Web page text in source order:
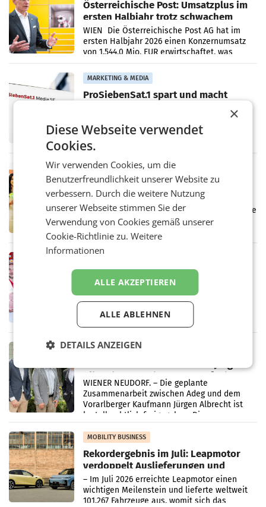
Österreichische Post: Umsatzplus im
ersten Halbjahr trotz schwachem
Briefgeschäft
WIEN Die Österreichische Post AG hat im
ersten Halbjahr 2026 einen Konzernumsatz
von 1.544,0 Mio. EUR erwirtschaftet, was
einem Plus von 3,8 Prozent gegenüber dem
Vergleichszeitraum
MARKETING & MEDIA
ProSiebenSat.1 spart und macht
UNTERFÖHRING/MAILAND/AMSTERDAM. Der
Fernsehkonzern ProSiebenSat.1 hat im
Frühjahr dank Kostensenkungen operativ
wieder Gewinn gemacht und die
RETAIL
Eine Bühne für Zirkularität: ARA und
Müller informieren am POS über
Kreislauffähigkeit
Über den gesamten August hinweg rücken die
Altstoff Recycling Austria AG (ARA) und der
Handelskonzern Müller die Initiative
„Kreislauf-Helden“ in allen österreichischen
Müller-Filialen
Penny modernisiert zwei Filialen in
Ober- und Niederösterreich
WIENER NEUDORF. – Im Rahmen einer
laufenden Modernisierungsoffensive
erneuert Penny zwei Filialen in Nieder- und
Oberösterreich. Die beiden Standorte liegen
RETAIL
Albrecht setzt ab 1.1.2027 auf Adeg
WIENER NEUDORF. – Die geplante
Zusammenarbeit zwischen Adeg und dem
Vorarlberger Kaufmann Jürgen Albrecht ist
kartellrechtlich freigegeben: Die
Bundeswettbewerbsbehörde und der
Bundeskartellanwalt
MOBILITY BUSINESS
Rekordergebnis im Juli: Leapmotor
verdoppelt Auslieferungen und
überschreitet die 100.000er-Marke
– Im Juli 2026 erreichte Leapmotor einen
wichtigen Meilenstein und lieferte weltweit
101.267 Fahrzeuge aus, womit sich das
×
Diese Webseite verwendet
Cookies.
Wir verwenden Cookies, um die
Benutzerfreundlichkeit unserer Website zu
verbessern. Durch die weitere Nutzung
unserer Webseite stimmen Sie der
Verwendung von Cookies gemäß unserer
Cookie-Richtlinie zu.Weitere
Informationen
ALLE AKZEPTIEREN
ALLE ABLEHNEN
DETAILS ANZEIGEN